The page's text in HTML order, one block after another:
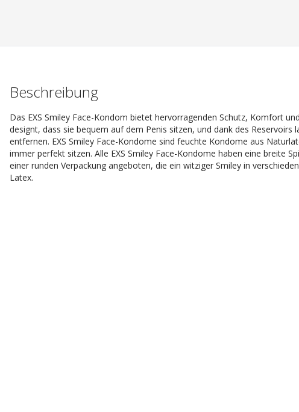
Beschreibung
Das EXS Smiley Face-Kondom bietet hervorragenden Schutz, Komfort
designt, dass sie bequem auf dem Penis sitzen, und dank des Reservoirs
entfernen. EXS Smiley Face-Kondome sind feuchte Kondome aus
immer perfekt sitzen. Alle EXS Smiley Face-Kondome haben eine breite
einer runden Verpackung angeboten, die ein witziger Smiley in
Latex.